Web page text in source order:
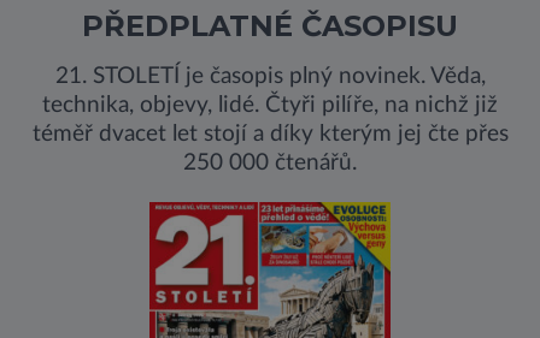
PŘEDPLATNÉ ČASOPISU
21. STOLETÍ je časopis plný novinek. Věda,
technika, objevy, lidé. Čtyři pilíře, na nichž již
téměř dvacet let stojí a díky kterým jej čte přes
250 000 čtenářů.